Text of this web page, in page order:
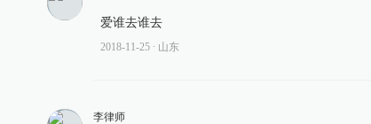
爱谁去谁去
2018-11-25 ∙ 山东
李律师